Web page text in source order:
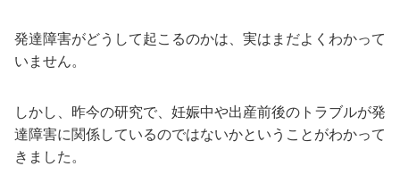
発達障害がどうして起こるのかは、実はまだよくわかって
いません。
しかし、昨今の研究で、妊娠中や出産前後のトラブルが発
達障害に関係しているのではないかということがわかって
きました。